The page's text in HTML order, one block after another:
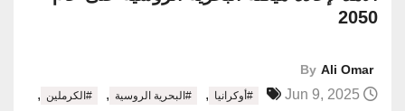
2050
By Ali Omar
#أوكرانيا , #البحرية الروسية , #الكرملين ,